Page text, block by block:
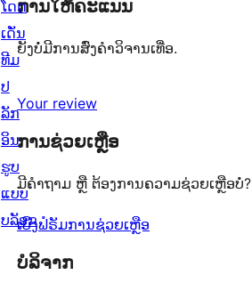
ການໃຫ້ຄະແນນ
ຍັງບໍ່ມີການສົ່ງຄຳວິຈານເທື່ອ.
Your review
ການຊ່ວຍເຫຼືອ
ມີຄຳຖາມ ຫຼື ຕ້ອງການຄວາມຊ່ວຍເຫຼືອບໍ່?
ເບິ່ງຟໍຣັມການຊ່ວຍເຫຼືອ
ບໍລິຈາກ
ໂດດ
ເດັ່ນ
ທີມ
ປ
ລັກ
ອິນ
ຮູບ
ແບບ
ບລັອກ